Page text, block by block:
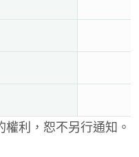
利，恕不另行通知。